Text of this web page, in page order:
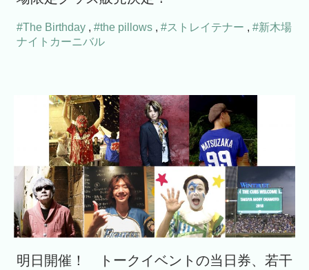
#The Birthday , #the pillows , #ストレイテナー , #新木場
ナイトカーニバル
明日開催！ トークイベントの当日券、若干